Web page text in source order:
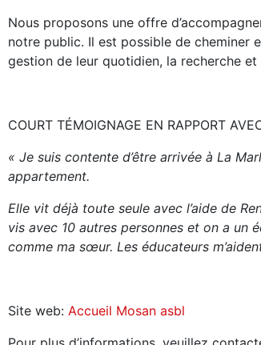
Nous proposons une offre
notre public. Il est possible de cheminer
gestion de leur quotidien, la recherche
COURT TÉMOIGNAGE EN RAPPORT
« Je suis contente d’être arrivée à La
appartement.
Elle vit déjà toute seule avec l’aide de
vis avec 10 autres personnes et on a un
comme ma sœur. Les éducateurs
Site web: Accueil Mosan asbl